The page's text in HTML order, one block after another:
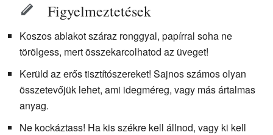
Figyelmeztetések
Koszos ablakot száraz ronggyal, papírral soha ne
törölgess, mert összekarcolhatod az üveget!
Kerüld az erős tisztítószereket! Sajnos számos olyan
összetevőjük lehet, ami idegméreg, vagy más ártalmas
anyag.
Ne kockáztass! Ha kis székre kell állnod, vagy ki kell